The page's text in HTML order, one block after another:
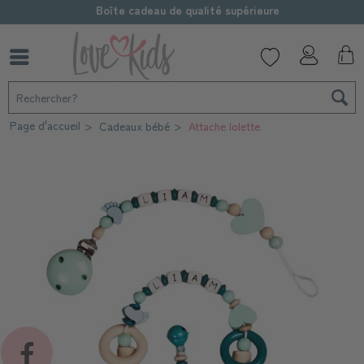
Boîte cadeau de qualité supérieure
Page d'accueil Cadeaux bébé Attache lolette